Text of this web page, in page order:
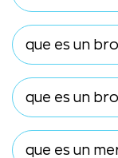
que es un
que es un
que es un